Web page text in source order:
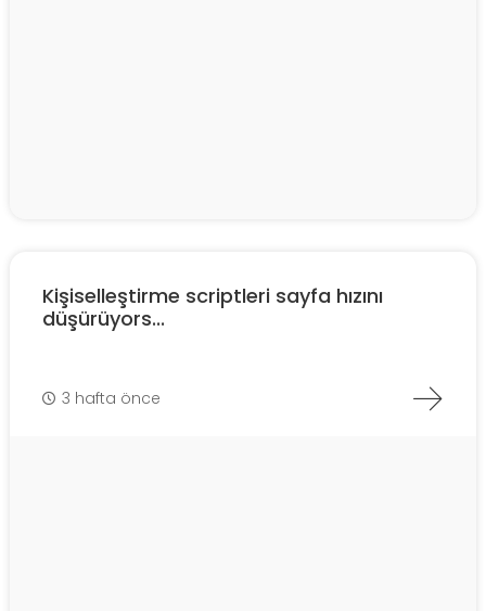
Kişiselleştirme scriptleri sayfa hızını
düşürüyors...
3 hafta önce